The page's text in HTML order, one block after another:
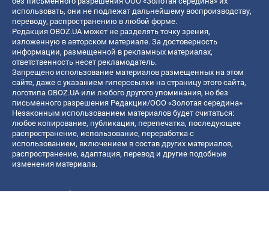
использовать, они не подлежат дальнейшему воспроизводству,
переводу, распространению в любой форме.
Редакция OBOZ.UA может не разделять точку зрения,
изложенную в авторском материале. За достоверность
информации, размещенной в рекламных материалах,
ответственность несет рекламодатель.
Запрещено использование материалов размещенных на этом
сайте, даже с указанием гиперссылки на страницу этого сайта,
логотипа OBOZ.UA или любого другого упоминания, но без
письменного разрешения Редакции/ООО «Золотая середина»
Незаконным использованием материалов будет считаться:
любое копирование, публикация, перепечатка, последующее
распространение, использование, переработка с
использованием, включением в состав других материалов,
распространение, адаптация, перевод и другие подобные
изменения материала.
Название онлайн медиа — «OBOZ.UA»